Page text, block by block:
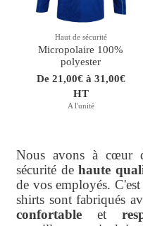
Haut de sécurité
Micropolaire 100%
polyester
De 21,00€ à 31,00€
HT
A l'unité
Nous avons à cœur
sécurité dehaute
de vos employés.
shirts sont fabriqués
confortable et